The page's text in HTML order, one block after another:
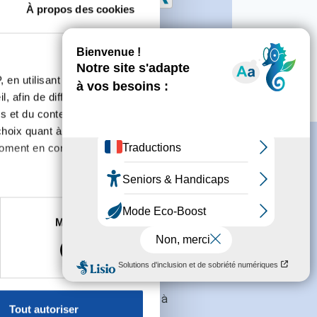
À propos des cookies
en utilisant des
afin de diffuser des
du contenu, ainsi que de
quant à l'utilisation de
en consultant la
à plusieurs mètres près
reportez-vous à lasection «
sur les cookies.
Marketing
Tout autoriser
actions :
Partenaire
conditions générales
recevoir l'actualité à